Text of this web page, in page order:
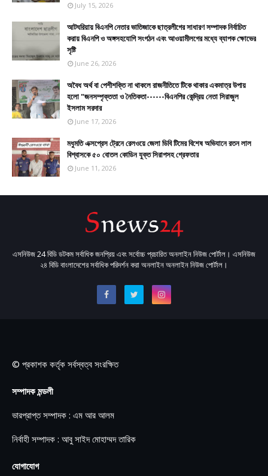
July 15, 2026
আটঘরিয়ায় বিএনপি নেতার ভাতিজাকে ছাত্রলীগের সাধারণ সম্পাদক নির্বাচিত
করায় বিএনপি ও অঙ্গসহযোগি সংগঠন এবং আওয়ামীলগের মধ্যে ব্যাপক ক্ষোভের
সৃষ্টি
June 26, 2026
​​অবৈধ অর্থ বা পেশীশক্তি না থাকলে রাজনীতিতে টিকে থাকার একমাত্র উপায়
হলো "জনসম্পৃক্ততা ও নৈতিকতা------বিএনপির কেন্দ্রিয় নেতা সিরাজুল
ইসলাম সরদার
June 17, 2026
মধুমতি এক্সপ্রেস ট্রেনে রেলওয়ে জেলা ডিবি টিমের বিশেষ অভিযানে রতন লাল
বিশ্বাসকে ৫০ বোতল কোডিন যুক্ত সিরাপসহ গ্রেফতার
June 11, 2026
এসনিউজ 24 বিডি ডটকম সর্বাধিক জনপ্রিয় এবং সর্বোচ্চ প্রচারিত অনলাইন নিউজ পোর্টাল। এসনিউজ
২৪ বিডি বাংলাদেশের সর্বাধিক পরিদর্শন করা অনলাইন অনলাইন নিউজ পোর্টাল।
© প্রকাশক কর্তৃক সর্বস্বত্ব সংরক্ষিত
সম্পাদক মন্ডলী
ভারপ্রাপ্ত সম্পাদক : এম আর আলম
নির্বাহী সম্পাদক : আবু সাইদ মোহাম্মদ তারিক
যোগাযোগ